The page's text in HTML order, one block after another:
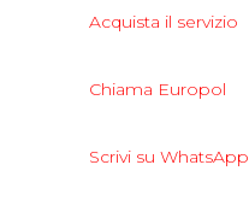
Acquista il servizio
Chiama Europol
Scrivi su WhatsApp